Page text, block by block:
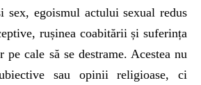
sex, egoismul actului sexual redus
rușinea coabitării și suferința
pe cale să se destrame. Acestea nu
sau opinii religioase, ci